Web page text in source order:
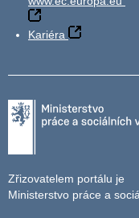
Kariéra
Zřizovatelem portálu je
Ministerstvo práce a